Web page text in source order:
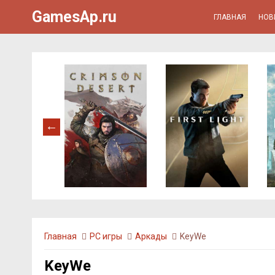
GamesAp.ru ГЛАВНАЯ
Главная PC игры Аркады KeyWe
KeyWe